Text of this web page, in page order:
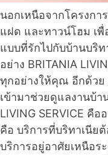
นอกเหนือจากโครงกา
แฝด และทาวน์โฮม เ
แบบที่รักไปกับบ้านบริท
อย่าง BRITANIA
ทุกอย่างให้คุณ อีกด้วย
เข้ามาช่วยดูแลงานบ้า
LIVING SERVICE คือ
คือ บริการที่บริทาเนีย
บริการอยู่อาศัยเหนือร